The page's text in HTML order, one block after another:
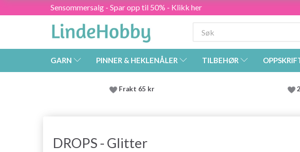
Sensommersalg - Spar opp til 50% - Klikk her
GARN PINNER & HEKLENÅLER TILBEHØR
Frakt 65 kr
DROPS - Glitter